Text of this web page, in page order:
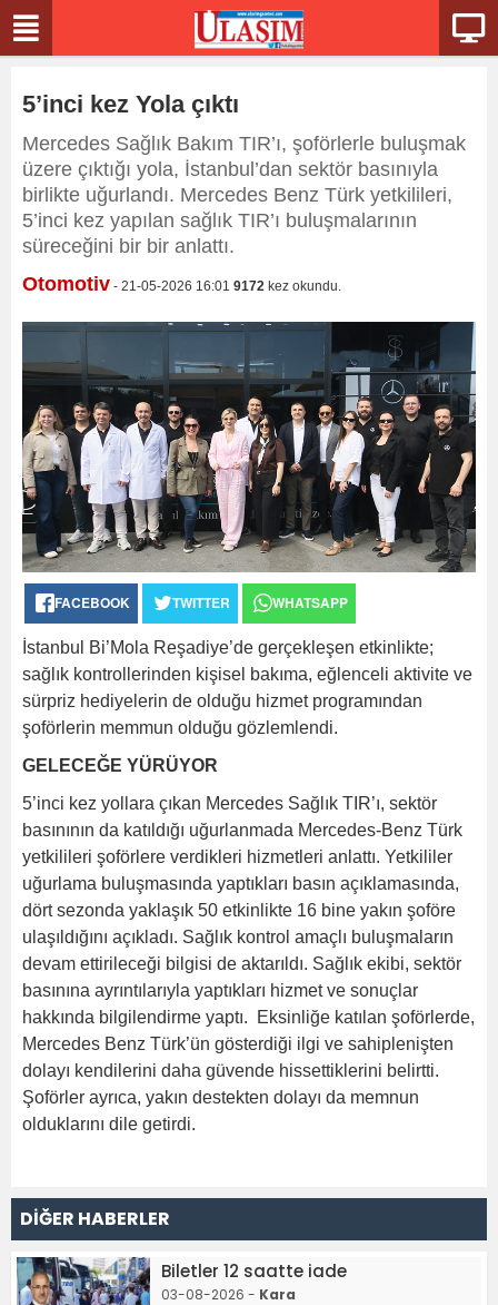
5’inci kez Yola çıktı
Mercedes Sağlık Bakım TIR’ı, şoförlerle buluşmak
üzere çıktığı yola, İstanbul’dan sektör basınıyla
birlikte uğurlandı. Mercedes Benz Türk yetkilileri,
5’inci kez yapılan sağlık TIR’ı buluşmalarının
süreceğini bir bir anlattı.
Otomotiv - 21-05-2026 16:01 9172 kez okundu.
FACEBOOK TWITTER WHATSAPP
İstanbul Bi’Mola Reşadiye’de gerçekleşen etkinlikte;
sağlık kontrollerinden kişisel bakıma, eğlenceli aktivite ve
sürpriz hediyelerin de olduğu hizmet programından
şoförlerin memmun olduğu gözlemlendi.
GELECEĞE YÜRÜYOR
5’inci kez yollara çıkan Mercedes Sağlık TIR’ı, sektör
basınının da katıldığı uğurlanmada Mercedes-Benz Türk
yetkilileri şoförlere verdikleri hizmetleri anlattı. Yetkililer
uğurlama buluşmasında yaptıkları basın açıklamasında,
dört sezonda yaklaşık 50 etkinlikte 16 bine yakın şoföre
ulaşıldığını açıkladı. Sağlık kontrol amaçlı buluşmaların
devam ettirileceği bilgisi de aktarıldı. Sağlık ekibi, sektör
basınına ayrıntılarıyla yaptıkları hizmet ve sonuçlar
hakkında bilgilendirme yaptı. Eksinliğe katılan şoförlerde,
Mercedes Benz Türk’ün gösterdiği ilgi ve sahiplenişten
dolayı kendilerini daha güvende hissettiklerini belirtti.
Şoförler ayrıca, yakın destekten dolayı da memnun
olduklarını dile getirdi.
DİĞER HABERLER
Biletler 12 saatte iade
03-08-2026 - Kara